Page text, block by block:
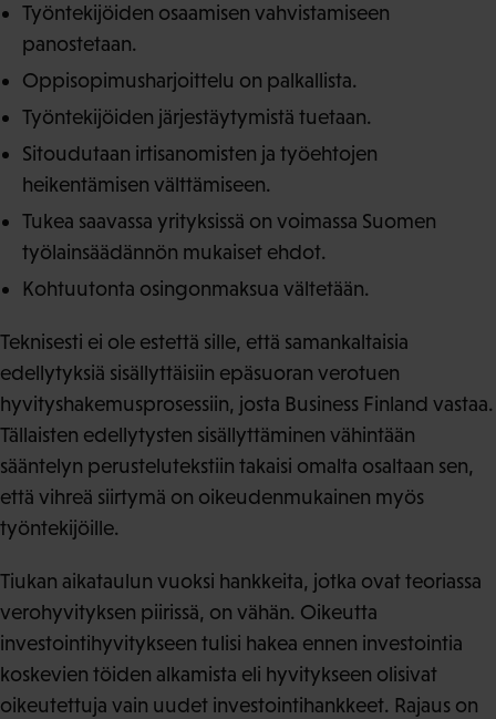
Työntekijöiden osaamisen vahvistamiseen
panostetaan.
Oppisopimusharjoittelu on palkallista.
Työntekijöiden järjestäytymistä tuetaan.
Sitoudutaan irtisanomisten ja työehtojen
heikentämisen välttämiseen.
Tukea saavassa yrityksissä on voimassa Suomen
työlainsäädännön mukaiset ehdot.
Kohtuutonta osingonmaksua vältetään.
Teknisesti ei ole estettä sille, että samankaltaisia
edellytyksiä sisällyttäisiin epäsuoran verotuen
hyvityshakemusprosessiin, josta Business Finland vastaa.
Tällaisten edellytysten sisällyttäminen vähintään
sääntelyn perustelutekstiin takaisi omalta osaltaan sen,
että vihreä siirtymä on oikeudenmukainen myös
työntekijöille.
Tiukan aikataulun vuoksi hankkeita, jotka ovat teoriassa
verohyvityksen piirissä, on vähän. Oikeutta
investointihyvitykseen tulisi hakea ennen investointia
koskevien töiden alkamista eli hyvitykseen olisivat
oikeutettuja vain uudet investointihankkeet. Rajaus on